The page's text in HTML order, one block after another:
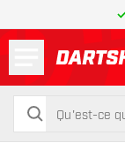
rechercher
rechercher